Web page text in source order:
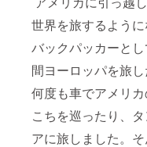
世界を旅するように
バックパッカーとし
間ヨーロッパを旅し
何度も車でアメリ
こちを巡ったり、
アに旅しました。